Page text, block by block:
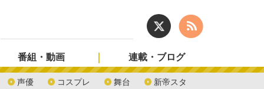
声優 コスプレ 舞台 新帝スタ
番組・動画 連載・ブログ